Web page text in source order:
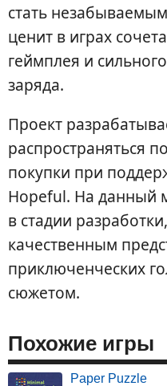
стать
ценит в играх
геймплея и
заряда.
Проект
распространяться
покупки при
Hopeful. На данный
в стадии
качественным
приключенческих
сюжетом.
Похожие игры
Paper Puzzle